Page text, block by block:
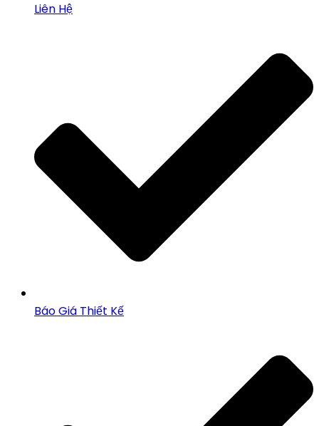
Liên Hệ
Báo Giá Thiết Kế